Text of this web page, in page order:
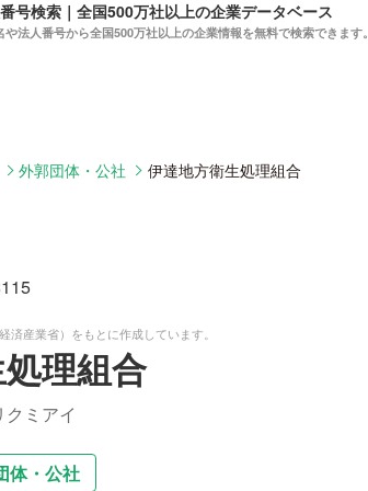
号検索｜全国500万社以上の企業データベース
や法人番号から全国500万社以上の企業情報を無料で検索できます。
外郭団体・公社 伊達地方衛生処理組合
済産業省）をもとに作成しています。
理組合
ミアイ
体・公社